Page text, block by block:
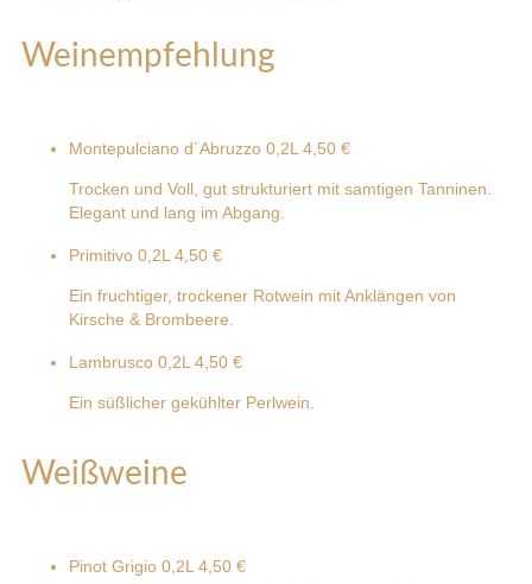
Weinempfehlung
Montepulciano d´Abruzzo 0,2L 4,50 €
Trocken und Voll, gut strukturiert mit samtigen Tanninen.
Elegant und lang im Abgang.
Primitivo 0,2L 4,50 €
Ein fruchtiger, trockener Rotwein mit Anklängen von
Kirsche & Brombeere.
Lambrusco 0,2L 4,50 €
Ein süßlicher gekühlter Perlwein.
Weißweine
Pinot Grigio 0,2L 4,50 €